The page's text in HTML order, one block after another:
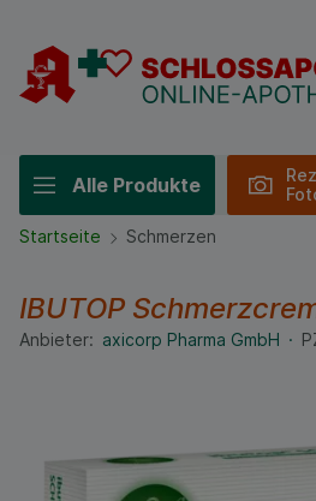
Alle Produkte
Startseite Schmerzen
IBUTOP
Anbieter: axicorp Pharma GmbH